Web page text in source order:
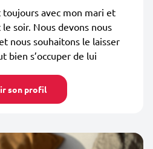
avec mon mari et
soir. Nous devons nous
nous souhaitons le laisser
bien s’occuper de lui
son profil